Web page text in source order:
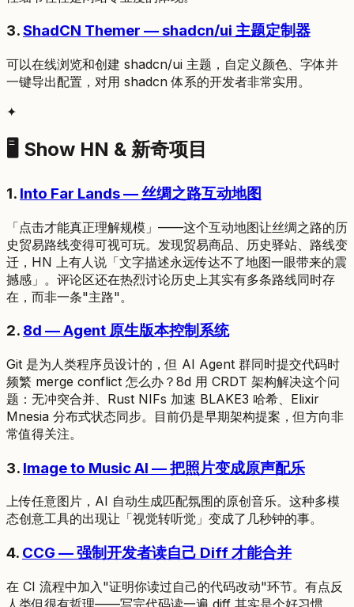
3.ShadCN Themer — shadcn/ui 主题定制器
可以在线浏览和创建 shadcn/ui 主题，自定义颜色、字体并
一键导出配置，对用 shadcn 体系的开发者非常实用。
✦
🖥 Show HN & 新奇项目
1. Into Far Lands — 丝绸之路互动地图
「点击才能真正理解规模」——这个互动地图让丝绸之路的历
史贸易路线变得可视可玩。发现贸易商品、历史驿站、路线变
迁，HN 上有人说「文字描述永远传达不了地图一眼带来的震
撼感」。评论区还在热烈讨论历史上其实有多条路线同时存
在，而非一条"主路"。
2. 8d — Agent 原生版本控制系统
Git 是为人类程序员设计的，但 AI Agent 群同时提交代码时
频繁 merge conflict 怎么办？8d 用 CRDT 架构解决这个问
题：无冲突合并、Rust NIFs 加速 BLAKE3 哈希、Elixir
Mnesia 分布式状态同步。目前仍是早期架构提案，但方向非
常值得关注。
3. Image to Music AI — 把照片变成原声配乐
上传任意图片，AI 自动生成匹配氛围的原创音乐。这种多模
态创意工具的出现让「视觉转听觉」变成了几秒钟的事。
4. CCG — 强制开发者读自己 Diff 才能合并
在 CI 流程中加入"证明你读过自己的代码改动"环节。有点反
人类但很有哲理——写完代码读一遍 diff 其实是个好习惯。